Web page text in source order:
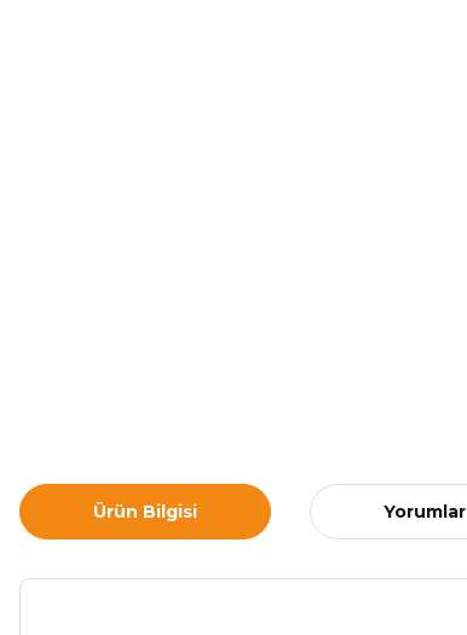
Ürün Bilgisi Yorumlar